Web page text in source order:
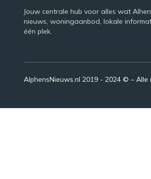
Jouw centrale hub voor alles wat
nieuws, woningaanbod, lokale
één plek.
AlphensNieuws.nl 2019 - 2024 © –